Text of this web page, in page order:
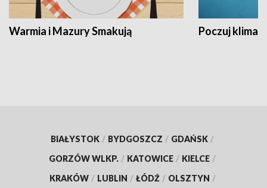
Warmia i Mazury Smakują Poczuj klimat
BIAŁYSTOK / BYDGOSZCZ / GDAŃSK /
GORZÓW WLKP. / KATOWICE / KIELCE /
KRAKÓW / LUBLIN / ŁÓDŹ / OLSZTYN /